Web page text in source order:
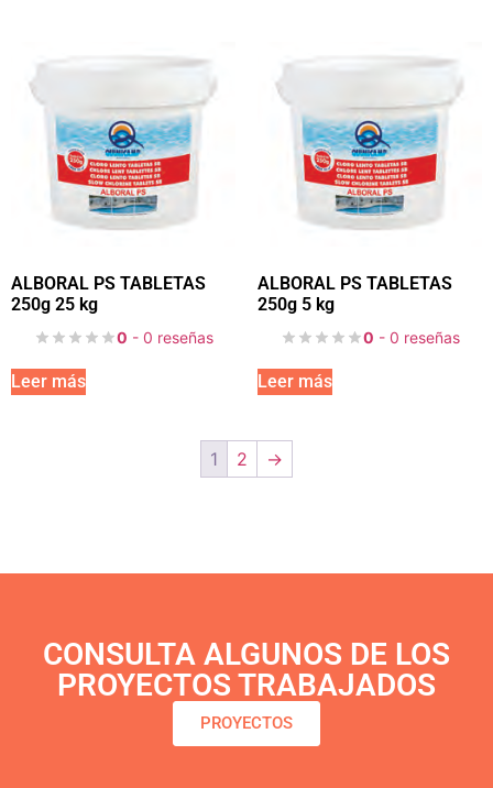
ALBORAL PS TABLETAS
250g 25 kg
0 - 0 reseñas
Leer más
ALBORAL PS TABLETAS
250g 5 kg
0 - 0 reseñas
Leer más
1 2 →
CONSULTA ALGUNOS DE LOS
PROYECTOS TRABAJADOS
PROYECTOS